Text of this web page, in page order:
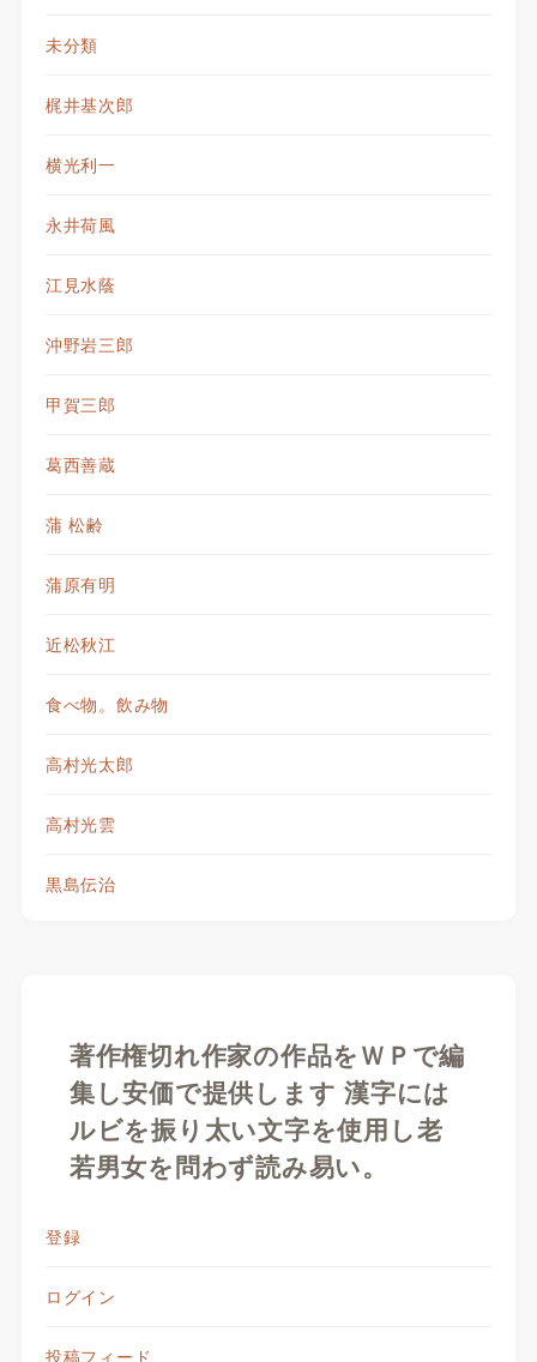
未分類
梶井基次郎
横光利一
永井荷風
江見水蔭
沖野岩三郎
甲賀三郎
葛西善蔵
蒲 松齢
蒲原有明
近松秋江
食べ物。飲み物
高村光太郎
高村光雲
黒島伝治
著作権切れ作家の作品をＷＰで編
集し安価で提供します 漢字には
ルビを振り太い文字を使用し老
若男女を問わず読み易い。
登録
ログイン
投稿フィード